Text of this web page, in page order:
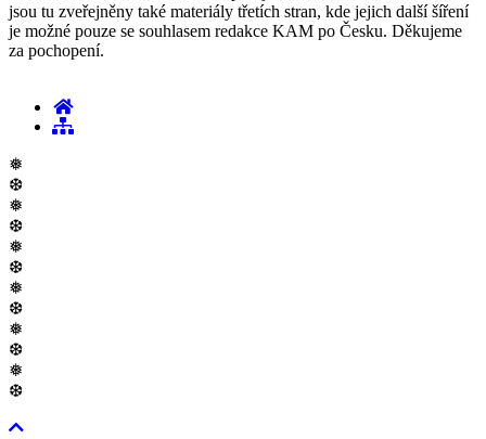
jsou tu zveřejněny také materiály třetích stran, kde jejich další šíření
je možné pouze se souhlasem redakce KAM po Česku. Děkujeme
za pochopení.
❅
❆
❅
❆
❅
❆
❅
❆
❅
❆
❅
❆